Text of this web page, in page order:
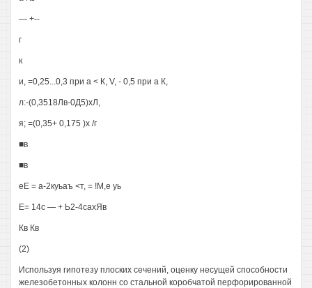
— +--
г
к
и, =0,25...0,3 при а < К, V, - 0,5 при а К,
л:-(0,3518Лв-0Д5)хЛ,
я; =(0,35+ 0,175 )х /г
■в
■в
еЕ = а-2куьаъ <т, = !М,е уь
Е= 14с — + Ь2-4сахЯв
Кв Кв
(2)
Используя гипотезу плоских сечений, оценку несущей способности
железобетонных колонн со стальной коробчатой перфорированной